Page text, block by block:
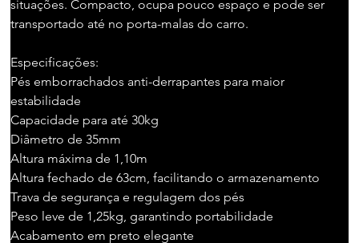
situações. Compacto, ocupa pouco espaço e pode ser
transportado até no porta-malas do carro.
Especificações:
Pés emborrachados anti-derrapantes para maior
estabilidade
Capacidade para até 30kg
Diâmetro de 35mm
Altura máxima de 1,10m
Altura fechado de 63cm, facilitando o armazenamento
Trava de segurança e regulagem dos pés
Peso leve de 1,25kg, garantindo portabilidade
Acabamento em preto elegante